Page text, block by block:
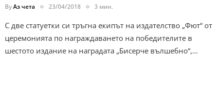
ByАз чета 23/04/2018 3 мин.
С две статуетки си тръгна екипът на издателство „Фют“ от
церемонията по награждаването на победителите в
шестото издание на наградата „Бисерче вълшебно“,…